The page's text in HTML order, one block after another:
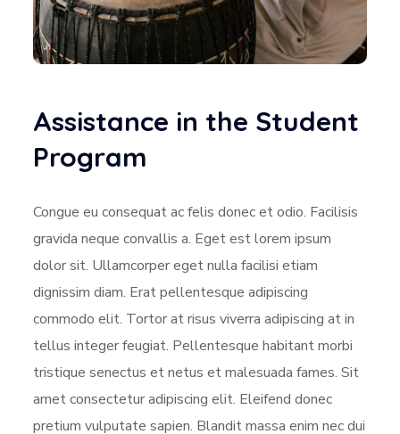
Assistance in the Student
Program
Congue eu consequat ac felis donec et odio. Facilisis
gravida neque convallis a. Eget est lorem ipsum
dolor sit. Ullamcorper eget nulla facilisi etiam
dignissim diam. Erat pellentesque adipiscing
commodo elit. Tortor at risus viverra adipiscing at in
tellus integer feugiat. Pellentesque habitant morbi
tristique senectus et netus et malesuada fames. Sit
amet consectetur adipiscing elit. Eleifend donec
pretium vulputate sapien. Blandit massa enim nec dui